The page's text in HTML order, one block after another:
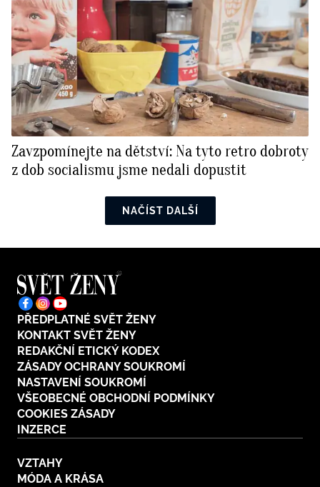
Zavzpomínejte na dětství: Na tyto retro dobroty
z dob socialismu jsme nedali dopustit
NAČÍST DALŠÍ
PŘEDPLATNÉ SVĚT ŽENY
KONTAKT SVĚT ŽENY
REDAKČNÍ ETICKÝ KODEX
ZÁSADY OCHRANY SOUKROMÍ
NASTAVENÍ SOUKROMÍ
VŠEOBECNÉ OBCHODNÍ PODMÍNKY
COOKIES ZÁSADY
INZERCE
VZTAHY
MÓDA A KRÁSA